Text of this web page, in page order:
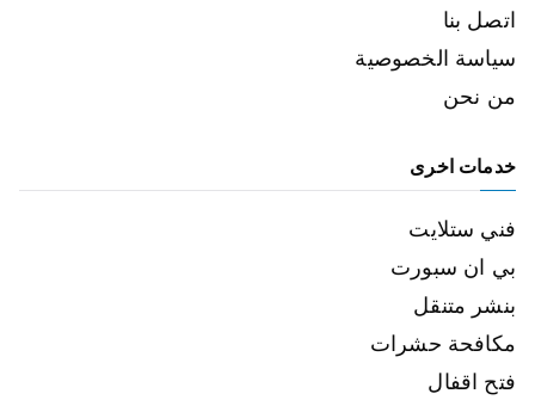
اتصل بنا
سياسة الخصوصية
من نحن
خدمات اخرى
فني ستلايت
بي ان سبورت
بنشر متنقل
مكافحة حشرات
فتح اقفال